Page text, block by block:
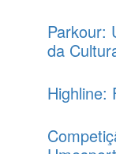
Parkour:
da
Highline: